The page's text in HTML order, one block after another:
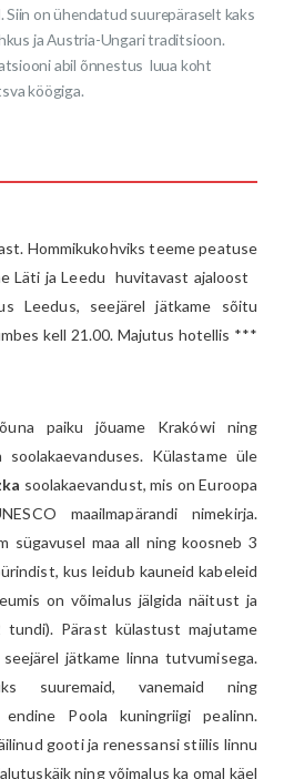
on ühendatud suurepäraselt kaks
ja Austria-Ungari traditsioon.
abil õnnestus luua koht
köögiga.
Hommikukohviks teeme peatuse
Läti ja Leedu huvitavast ajaloost
Leedus, seejärel jätkame sõitu
kell 21.00. Majutus hotellis ***
paiku jõuame Krakówi ning
Külastame üle
soolakaevandust, mis on Euroopa
maailmapärandi nimekirja.
sügavusel maa all ning koosneb 3
kus leidub kauneid kabeleid
on võimalus jälgida näitust ja
Pärast külastust majutame
jätkame linna tutvumisega.
suuremaid, vanemaid ning
Poola kuningriigi pealinn.
gooti ja renessansi stiilis linnu
ning võimalus ka omal käel